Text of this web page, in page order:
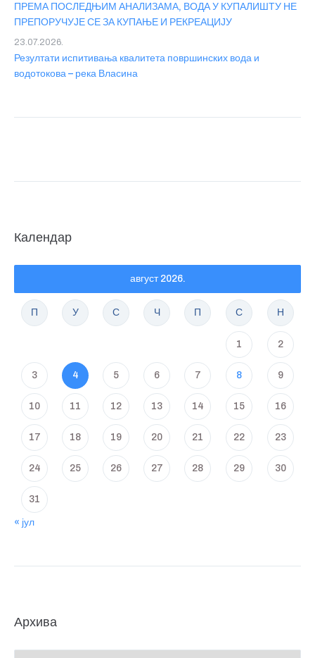
ПРЕМА ПОСЛЕДЊИМ АНАЛИЗАМА, ВОДА У КУПАЛИШТУ НЕ
ПРЕПОРУЧУЈЕ СЕ ЗА КУПАЊЕ И РЕКРЕАЦИЈУ
Резултати испитивања квалитета површинских вода и
водотокова – река Власина
23.07.2026.
Календар
август 2026.
П У С Ч П С Н
1 2
3 4 5 6 7 8 9
10 11 12 13 14 15 16
17 18 19 20 21 22 23
24 25 26 27 28 29 30
31
« јул
Архива